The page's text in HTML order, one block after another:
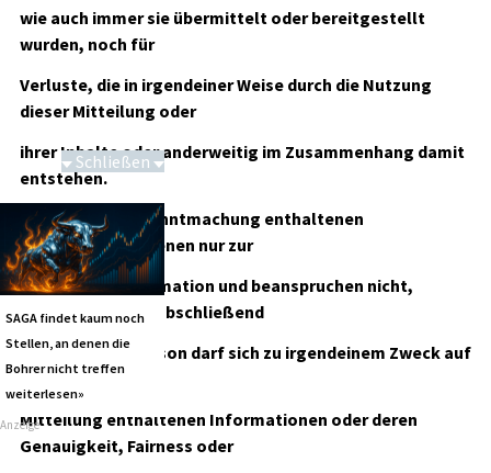
wie auch immer sie übermittelt oder bereitgestellt
wurden, noch für
Verluste, die in irgendeiner Weise durch die Nutzung
dieser Mitteilung oder
ihrer Inhalte oder anderweitig im Zusammenhang damit
entstehen.
Die in dieser Bekanntmachung enthaltenen
Informationen dienen nur zur
Hintergrundinformation und beanspruchen nicht,
vollständig oder abschließend
zu sein. Keine Person darf sich zu irgendeinem Zweck auf
die in dieser
Mitteilung enthaltenen Informationen oder deren
Genauigkeit, Fairness oder
Schließen
86 von 86
SAGA findet kaum noch
Stellen, an denen die
Bohrer nicht treffen
weiterlesen»
Anzeige